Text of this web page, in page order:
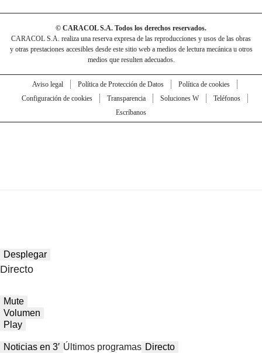
© CARACOL S.A. Todos los derechos reservados.
CARACOL S.A. realiza una reserva expresa de las reproducciones y usos de las obras
y otras prestaciones accesibles desde este sitio web a medios de lectura mecánica u otros
medios que resulten adecuados.
Aviso legal Política de Protección de Datos
Política de cookies
Configuración de cookies
Transparencia Soluciones W
Teléfonos
Escríbanos
Desplegar
Directo
Mute
Volumen
Play
Noticias en 3′ Últimos programas Directo